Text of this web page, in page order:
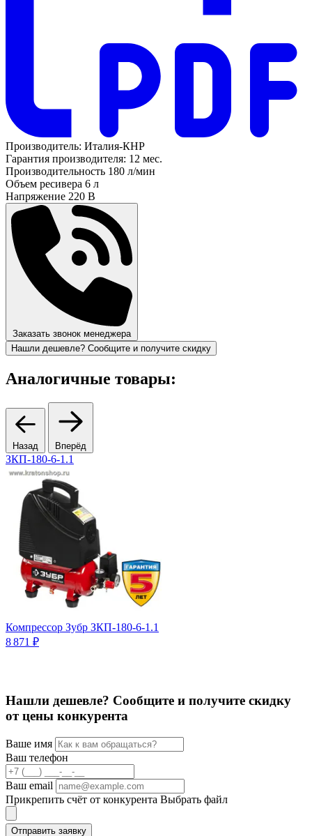
Производитель: Италия-КНР
Гарантия производителя: 12 мес.
Производительность 180 л/мин
Объем ресивера 6 л
Напряжение 220 В
Заказать звонок менеджера
Нашли дешевле? Сообщите и получите скидку
Аналогичные товары:
Назад Вперёд
ЗКП-180-6-1.1
Компрессор Зубр ЗКП-180-6-1.1
8 871 ₽
Нашли дешевле? Сообщите и получите скидку
от цены конкурента
Ваше имя
Ваш телефон
Ваш email
Прикрепить счёт от конкурента Выбрать файл
Отправить заявку